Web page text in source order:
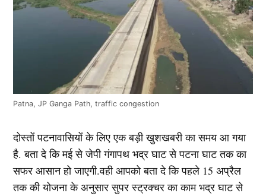
Patna, JP Ganga Path, traffic congestion
दोस्तों पटनावासियों के लिए एक बड़ी खुशखबरी का समय आ गया
है. बता दे कि मई से जेपी गंगापथ भद्र घाट से पटना घाट तक का
सफर आसान हो जाएगी.वही आपको बता दे कि पहले 15 अप्रैल
तक की योजना के अनुसार सुपर स्ट्रक्चर का काम भद्र घाट से